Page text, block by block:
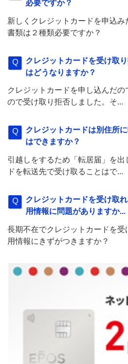
必要ですか？
新しくクレジットカードを申込
書類は２種類必要ですか？
クレジットカードを受け取
はどうなりますか？
クレジットカードを申し込んだ
ので受け取り拒否しました。そ...
クレジットカードは別住所
はできますか？
引越しをするため「転居届」を
ドを転送先で受け取ることはで...
クレジットカードを受け取
用情報に問題がありますか...
長期不在でクレジットカードを
用情報にきずがつきますか？